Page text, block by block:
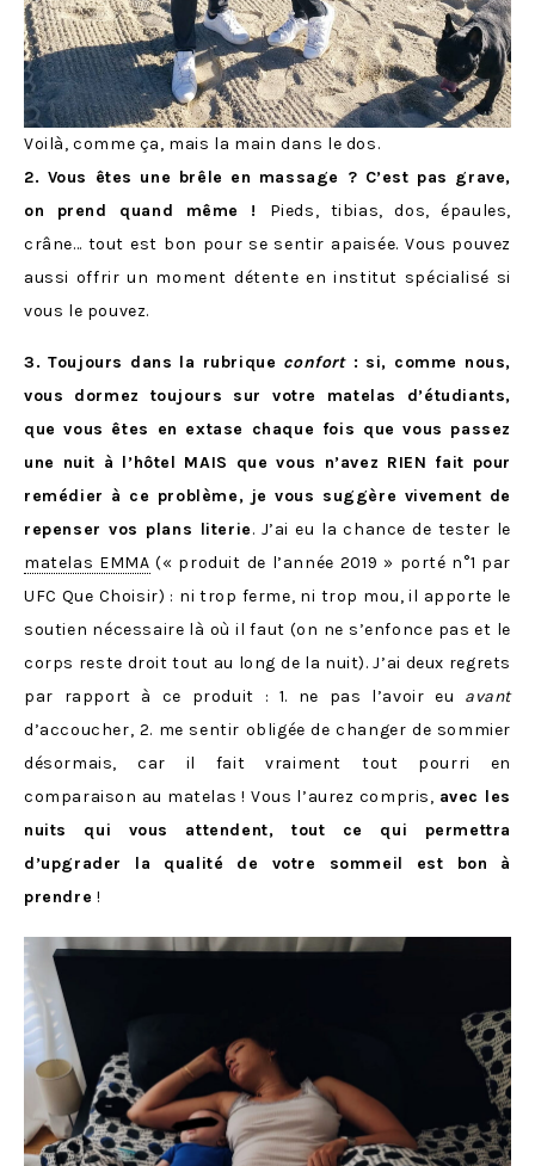
Voilà, comme ça, mais la main dans le dos.
2. Vous êtes une brêle en massage ? C’est pas grave,
on prend quand même ! Pieds, tibias, dos, épaules,
crâne… tout est bon pour se sentir apaisée. Vous pouvez
aussi offrir un moment détente en institut spécialisé si
vous le pouvez.
3. Toujours dans la rubrique confort: si, comme nous,
vous dormez toujours sur votre matelas d’étudiants,
que vous êtes en extase chaque fois que vous passez
une nuit à l’hôtel MAIS que vous n’avez RIEN fait pour
remédier à ce problème, je vous suggère vivement de
repenser vos plans literie. J’ai eu la chance de tester le
matelas EMMA (« produit de l’année 2019 » porté n°1 par
UFC Que Choisir) : ni trop ferme, ni trop mou, il apporte le
soutien nécessaire là où il faut (on ne s’enfonce pas et le
corps reste droit tout au long de la nuit). J’ai deux regrets
par rapport à ce produit : 1. ne pas l’avoir eu avant
d’accoucher, 2. me sentir obligée de changer de sommier
désormais, car il fait vraiment tout pourri en
comparaison au matelas ! Vous l’aurez compris, avec les
nuits qui vous attendent, tout ce qui permettra
d’upgrader la qualité de votre sommeil est bon à
prendre !